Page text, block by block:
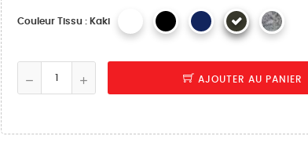
Couleur Tissu : Kaki
AJOUTER AU PANIER